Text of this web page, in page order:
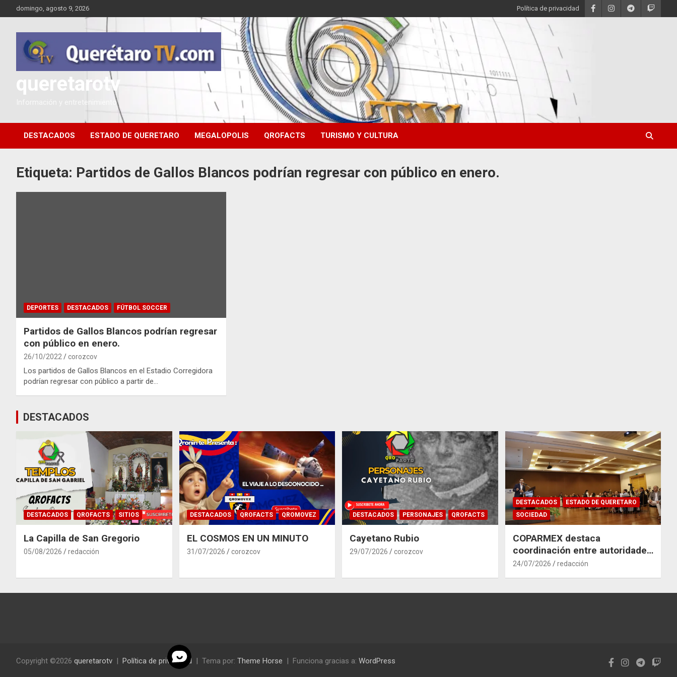
al
domingo, agosto 9, 2026 Política de privacidad
queretarotv
Información y entretenimiento
DESTACADOS ESTADO DE QUERETARO MEGALOPOLIS QROFACTS TURISMO Y CULTURA
Etiqueta: Partidos de Gallos Blancos podrían regresar con público en enero.
DEPORTES DESTACADOS FÚTBOL SOCCER
Partidos de Gallos Blancos podrían regresar
con público en enero.
26/10/2022 corozcov
Los partidos de Gallos Blancos en el Estadio Corregidora
podrían regresar con público a partir de…
DESTACADOS
DESTACADOS QROFACTS SITIOS
La Capilla de San Gregorio
05/08/2026 redacción
DESTACADOS QROFACTS QROMOVEZ
EL COSMOS EN UN MINUTO
31/07/2026 corozcov
DESTACADOS PERSONAJES QROFACTS
Cayetano Rubio
29/07/2026 corozcov
DESTACADOS
ESTADO DE QUERETARO
SOCIEDAD
COPARMEX destaca
coordinación entre autoridades
y empresas para mitigar el
24/07/2026 redacción
Copyright ©2026 queretarotv Política de privacidad Tema por: Theme Horse Funciona gracias a: WordPress